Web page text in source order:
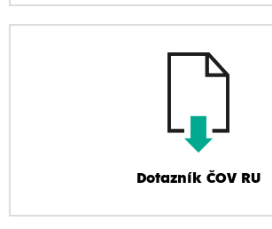
Dotazník ČOV RU